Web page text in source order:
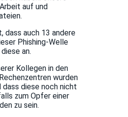
auf und
dass auch 13 andere
Phishing-Welle
an.
Kollegen in den
wurden
diese noch nicht
zum Opfer einer
zu sein.